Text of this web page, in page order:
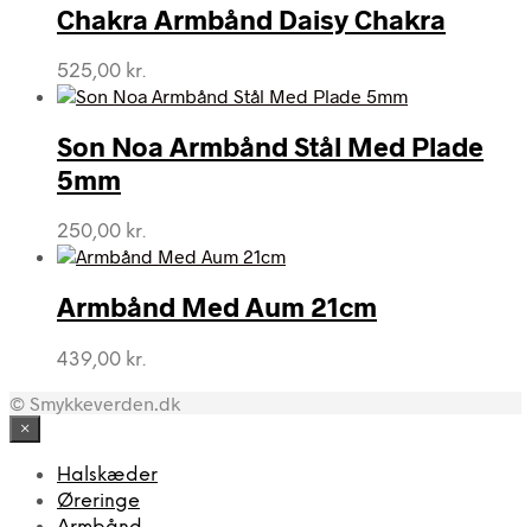
var:
1.339,00 kr..
er:
699,00 kr..
Chakra Armbånd Daisy Chakra
525,00 kr.
Son Noa Armbånd Stål Med Plade
5mm
250,00 kr.
Armbånd Med Aum 21cm
439,00 kr.
© Smykkeverden.dk
×
Halskæder
Øreringe